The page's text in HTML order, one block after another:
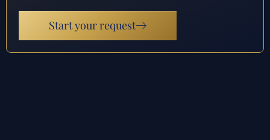
Start your request